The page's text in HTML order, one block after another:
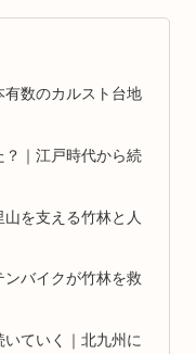
数のカルスト台地
｜江戸時代から続
を支える竹林と人
バイクが竹林を救
ていく｜北九州に